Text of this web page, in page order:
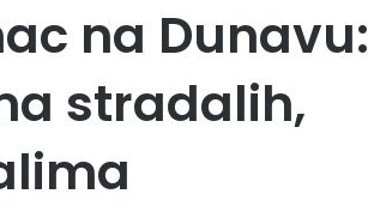
na Dunavu:
stradalih,